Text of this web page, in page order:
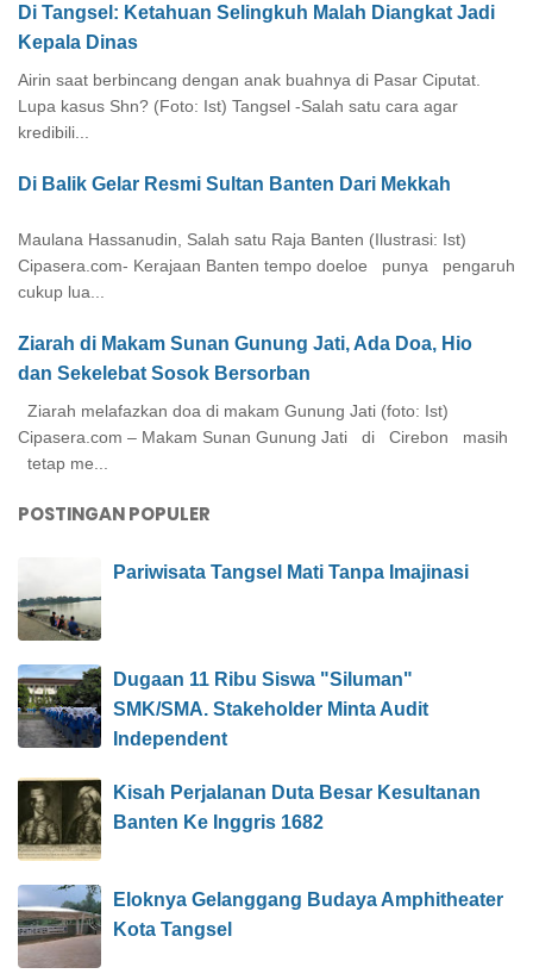
Di Tangsel: Ketahuan Selingkuh Malah Diangkat Jadi
Kepala Dinas
Airin saat berbincang dengan anak buahnya di Pasar Ciputat.
Lupa kasus Shn? (Foto: Ist) Tangsel -Salah satu cara agar
kredibili...
Di Balik Gelar Resmi Sultan Banten Dari Mekkah
Maulana Hassanudin, Salah satu Raja Banten (Ilustrasi: Ist)
Cipasera.com- Kerajaan Banten tempo doeloe punya pengaruh
cukup lua...
Ziarah di Makam Sunan Gunung Jati, Ada Doa, Hio
dan Sekelebat Sosok Bersorban
Ziarah melafazkan doa di makam Gunung Jati (foto: Ist)
Cipasera.com – Makam Sunan Gunung Jati di Cirebon masih
tetap me...
POSTINGAN POPULER
Pariwisata Tangsel Mati Tanpa Imajinasi
Dugaan 11 Ribu Siswa "Siluman"
SMK/SMA. Stakeholder Minta Audit
Independent
Kisah Perjalanan Duta Besar Kesultanan
Banten Ke Inggris 1682
Eloknya Gelanggang Budaya Amphitheater
Kota Tangsel